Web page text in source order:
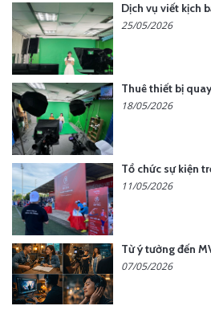
25/05/2026
18/05/2026
11/05/2026
07/05/2026